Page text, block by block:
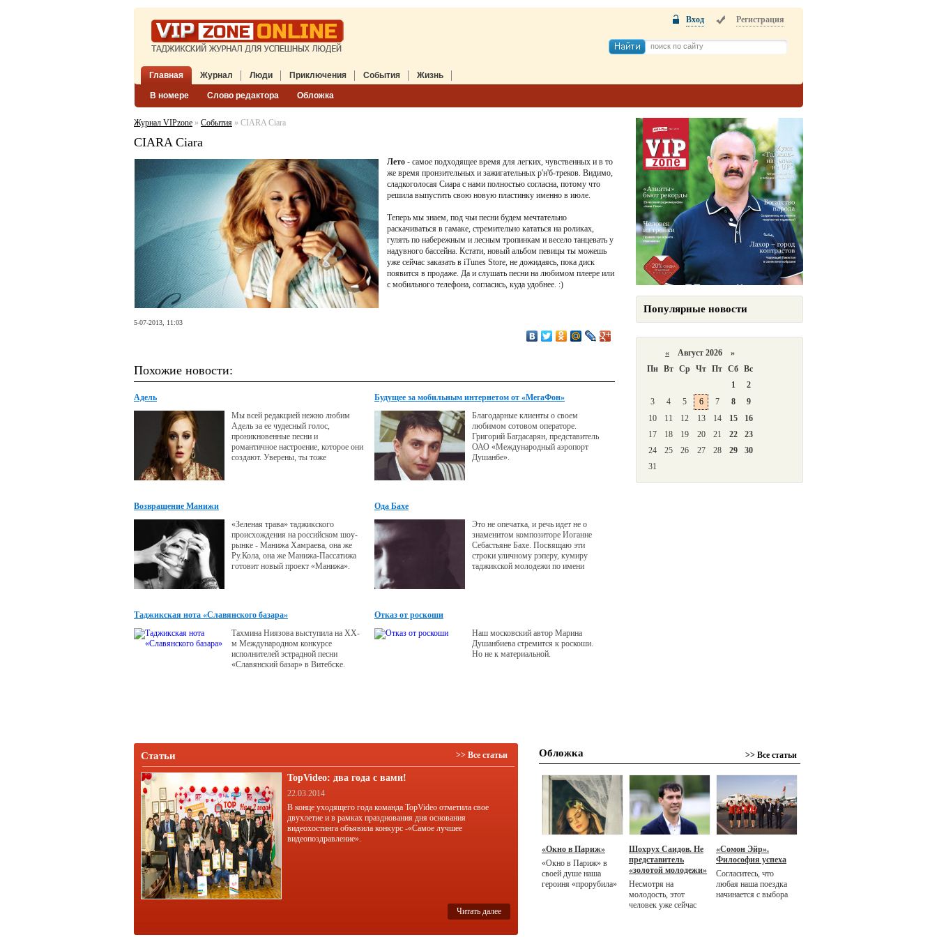
Главная Журнал
В номере Слово редактора Обложка
Люди Приключения События Жизнь
Вход Регистрация
Журнал VIPzone » События » CIARA Ciara
CIARA Ciara
Лето - самое подходящее время для легких, чувственных и в то
же время пронзительных и зажигательных р'н'б-треков. Видимо,
сладкоголосая Сиара с нами полностью согласна, потому что
решила выпустить свою новую пластинку именно в июле.
Теперь мы знаем, под чьи песни будем мечтательно
раскачиваться в гамаке, стремительно кататься на роликах,
гулять по набережным и лесным тропинкам и весело танцевать у
надувного бассейна. Кстати, новый альбом певицы ты можешь
уже сейчас заказать в iTunes Store, не дожидаясь, пока диск
появится в продаже. Да и слушать песни на любимом плеере или
с мобильного телефона, согласись, куда удобнее. :)
5-07-2013, 11:03
Похожие новости:
Адель
Мы всей редакцией нежно любим
Адель за ее чудесный голос,
проникновенные песни и
романтичное настроение, которое они
создают. Уверены, ты тоже
Будущее за мобильным интернетом от «МегаФон»
Благодарные клиенты о своем
любимом сотовом операторе.
Григорий Багдасарян, представитель
ОАО «Международный аэропорт
Душанбе».
Возвращение Манижи
«Зеленая трава» таджикского
происхождения на российском шоу-
рынке - Манижа Хамраева, она же
Ру.Кола, она же Манижа-Пассатижа
готовит новый проект «Манижа».
Ода Бахе
Это не опечатка, и речь идет не о
знаменитом композиторе Иоганне
Себастьяне Бахе. Посвящаю эти
строки уличному рэперу, кумиру
таджикской молодежи по имени
Таджикская нота «Славянского базара»
Тахмина Ниязова выступила на ХХ-
м Международном конкурсе
исполнителей эстрадной песни
«Славянский базар» в Витебске.
Отказ от роскоши
Наш московский автор Марина
Душанбиева стремится к роскоши.
Но не к материальной.
Популярные новости
« Август 2026 »
Пн Вт Ср Чт Пт Сб Вс
1
2
3
4 5 6 7 8
9
10
11 12 13 14 15
16
17
18 19 20 21 22
23
24
25 26 27 28 29
30
31
Статьи >> Все статьи
TopVideo: два года с вами!
22.03.2014
В конце уходящего года команда TopVideo отметила свое
двухлетие и в рамках празднования дня основания
видеохостинга объявила конкурс -«Самое лучшее
видеопоздравление».
Читать далее
Обложка >> Все статьи
«Окно в Париж»
«Окно в Париж» в
своей душе наша
героиня «прорубила»
Шохрух Саидов. Не
представитель
«золотой молодежи»
Несмотря на
молодость, этот
человек уже сейчас
«Сомон Эйр».
Философия успеха
Согласитесь, что
любая наша поездка
начинается с выбора